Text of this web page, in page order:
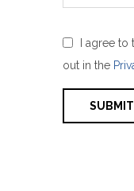
I agree
out in the